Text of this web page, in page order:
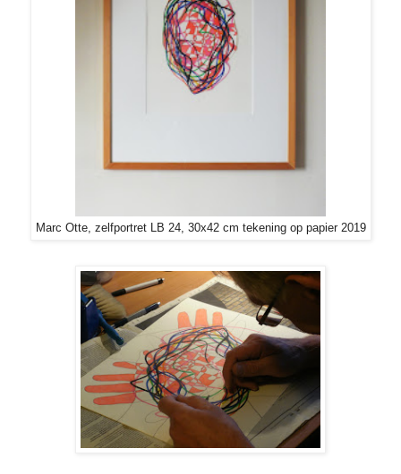
Marc Otte, zelfportret LB 24, 30x42 cm tekening op papier 2019